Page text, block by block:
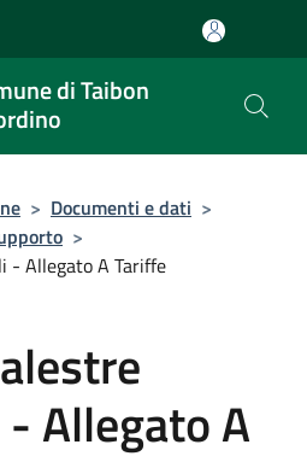
di Taibon
> Documenti e dati >
>
- Allegato A Tariffe
Allegato A